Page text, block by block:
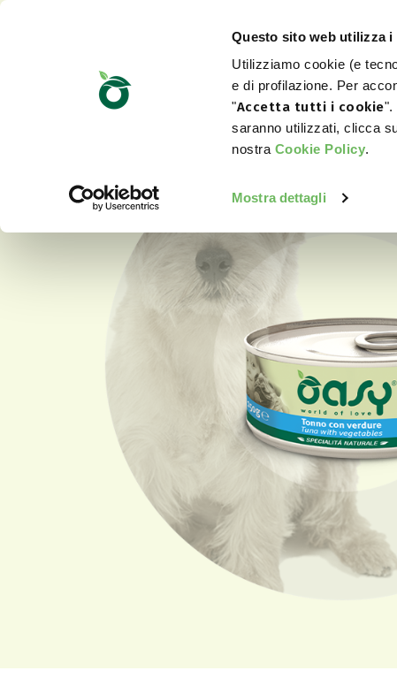
Questo sito web utilizza i
Utilizziamo cookie (e
e di profilazione. Per
"Accetta tutti i cookie".
saranno utilizzati, clicca
nostra Cookie Policy.
Mostra dettagli